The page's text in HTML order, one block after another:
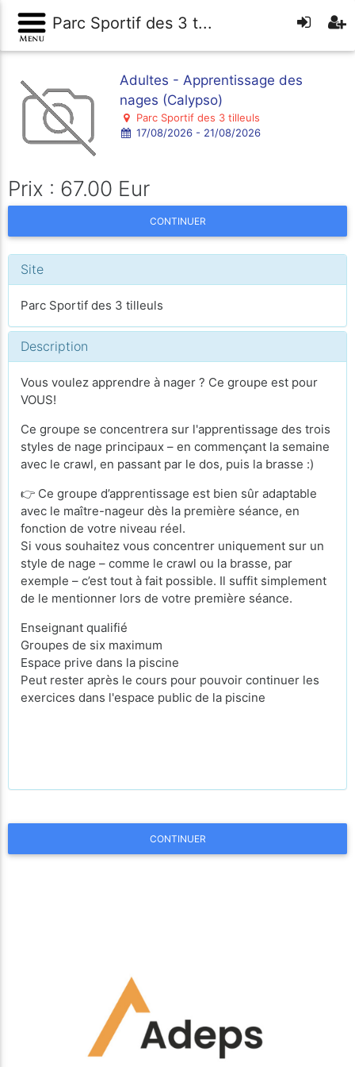
Parc Sportif des 3 t...
Adultes - Apprentissage des
nages (Calypso)
Parc Sportif des 3 tilleuls
17/08/2026 - 21/08/2026
Prix : 67.00 Eur
CONTINUER
Site
Parc Sportif des 3 tilleuls
Description
Vous voulez apprendre à nager ? Ce groupe est pour
VOUS!
Ce groupe se concentrera sur l'apprentissage des trois
styles de nage principaux – en commençant la semaine
avec le crawl, en passant par le dos, puis la brasse :)
👉 Ce groupe d’apprentissage est bien sûr adaptable
avec le maître-nageur dès la première séance, en
fonction de votre niveau réel.
Si vous souhaitez vous concentrer uniquement sur un
style de nage – comme le crawl ou la brasse, par
exemple – c’est tout à fait possible. Il suffit simplement
de le mentionner lors de votre première séance.
Enseignant qualifié
Groupes de six maximum
Espace prive dans la piscine
Peut rester après le cours pour pouvoir continuer les
exercices dans l'espace public de la piscine
CONTINUER